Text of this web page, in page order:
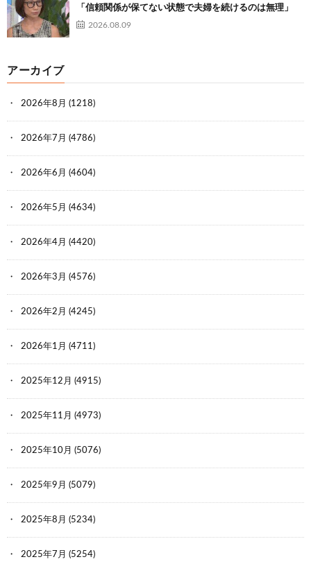
「信頼関係が保てない状態で夫婦を続けるのは無理」
2026.08.09
アーカイブ
2026年8月 (1218)
2026年7月 (4786)
2026年6月 (4604)
2026年5月 (4634)
2026年4月 (4420)
2026年3月 (4576)
2026年2月 (4245)
2026年1月 (4711)
2025年12月 (4915)
2025年11月 (4973)
2025年10月 (5076)
2025年9月 (5079)
2025年8月 (5234)
2025年7月 (5254)